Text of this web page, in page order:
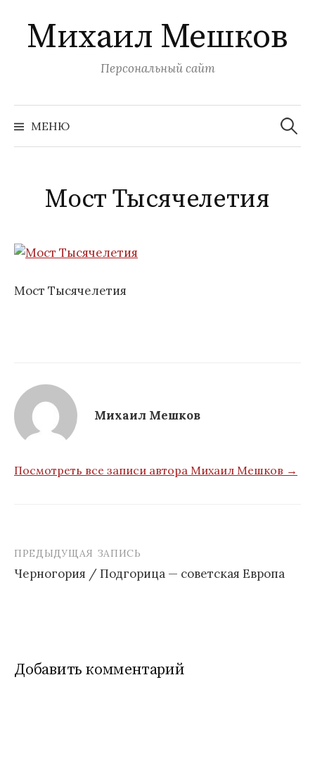
содержимому
Михаил Мешков
Персональный сайт
МЕНЮ
Найти:
Мост Тысячелетия
Мост Тысячелетия
Михаил Мешков
Посмотреть все записи автора Михаил Мешков →
Навигация
по
ПРЕДЫДУЩАЯ ЗАПИСЬ
Черногория / Подгорица — советская Европа
Добавить комментарий